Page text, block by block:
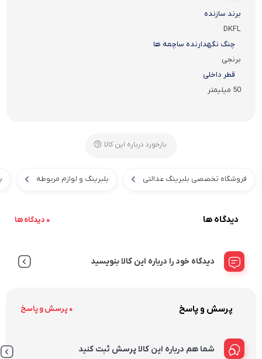
برند سازنده
DKFL
چنگ نگهدارنده ساچمه ها
برنجی
قطر داخلی
50 میلیمتر
بازخورد درباره این کالا
فروشگاه تخصصی بلبرینگ عدالتی بلبرینگ و لوازم مربوطه
دیدگاه ها 0 دیدگاه ها
دیدگاه خود را درباره این کالا بنویسید
پرسش و پاسخ 0 پرسش و پاسخ
شما هم درباره این کالا پرسش ثبت کنید